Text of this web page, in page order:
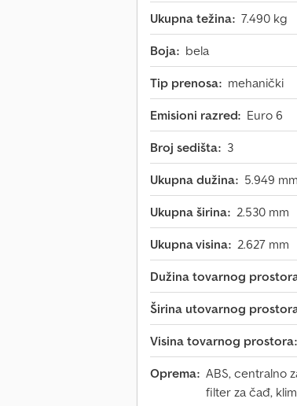
Ukupna težina: 7.490 kg
Boja: bela
Tip prenosa: mehanički
Emisioni razred: Euro 6
Broj sedišta: 3
Ukupna dužina: 5.949 mm
Ukupna širina: 2.530 mm
Ukupna visina: 2.627 mm
Dužina tovarnog
Širina utovarnog
Visina tovarnog prostora:
Oprema: ABS, centralno
filter za čađ,